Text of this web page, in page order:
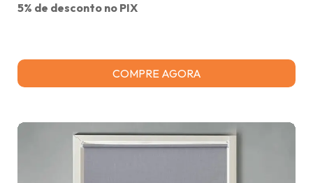
5% de desconto no PIX
COMPRE AGORA